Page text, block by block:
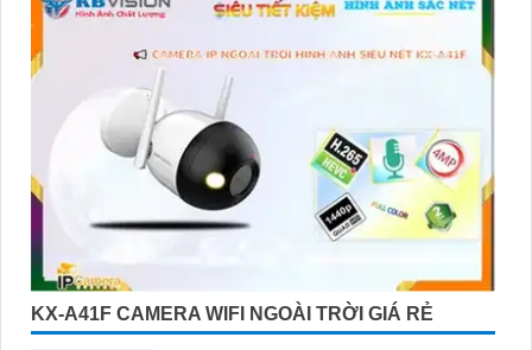
KX-A41F CAMERA WIFI NGOÀI TRỜI GIÁ RẺ